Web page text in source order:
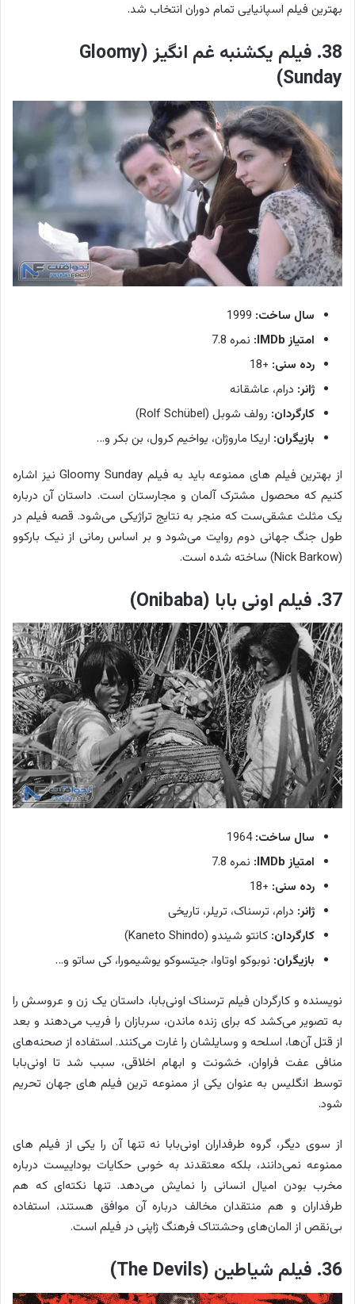
بهترین فیلم اسپانیایی تمام دوران انتخاب شد.
38. فیلم یکشنبه غم انگیز (Gloomy
Sunday)
سال ساخت:
امتیاز IMDb:
نمره 7.8
رده سنی: +18
ژانر: درام، عاشقانه
کارگردان: رولف شوبل (Rolf Schübel)
بازیگران: اریکا ماروژان، یواخیم کرول، بن بکر و…
از بهترین فیلم های ممنوعه باید به فیلم Gloomy Sunday نیز اشاره
کنیم که محصول مشترک آلمان و مجارستان است. داستان آن درباره
یک مثلث عشقی‌ست که منجر به نتایج تراژیکی می‌شود. قصه فیلم در
طول جنگ جهانی دوم روایت می‌شود و بر اساس رمانی از نیک بارکوو
(Nick Barkow) ساخته شده است.
37. فیلم اونی بابا (Onibaba)
سال ساخت:1964
امتیاز IMDb:
نمره 7.8
رده سنی: +18
ژانر: درام، ترسناک، تریلر، تاریخی
کارگردان: کانتو شیندو (Kaneto Shindo)
بازیگران: نوبوکو اوتاوا، جیتسوکو یوشیمورا، کی ساتو و…
نویسنده و کارگردان فیلم ترسناک اونی‌بابا، داستان یک زن و عروسش را
به تصویر می‌کشد که برای زنده ماندن، سربازان را فریب می‌دهند و بعد
از قتل آن‌ها، اسلحه و وسایلشان را غارت می‌کنند. استفاده از صحنه‎‌های
منافی عفت فراوان، خشونت و ابهام اخلاقی، سبب شد تا اونی‌بابا
توسط انگلیس به عنوان یکی از ممنوعه ترین فیلم های جهان تحریم
شود.
از سوی دیگر، گروه طرفداران اونی‌بابا نه تنها آن را یکی از فیلم های
ممنوعه نمی‌دانند، بلکه معتقدند به خوبی حکایات بوداییست درباره
مخرب بودن امیال انسانی را نمایش می‌دهد. تنها نکته‌ای که هم
طرفداران و هم منتقدان مخالف درباره آن موافق هستند، استفاده
بی‌نقص از المان‌های وحشتناک فرهنگ ژاپنی در فیلم است.
36. فیلم شیاطین (The Devils)